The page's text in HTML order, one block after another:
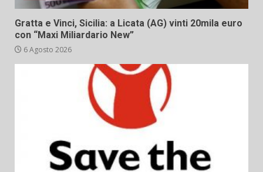
Gratta e Vinci, Sicilia: a Licata (AG) vinti 20mila euro
con “Maxi Miliardario New”
6 Agosto 2026